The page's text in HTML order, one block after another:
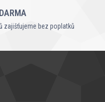
zajišťujeme bez poplatků